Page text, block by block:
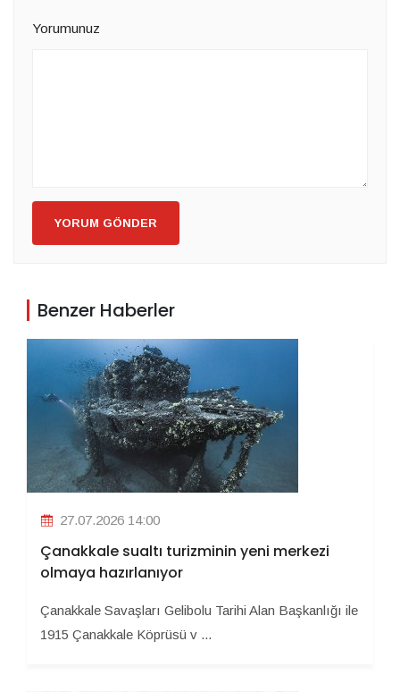
Yorumunuz
YORUM GÖNDER
Benzer Haberler
27.07.2026 14:00
Çanakkale sualtı turizminin yeni merkezi
olmaya hazırlanıyor
Çanakkale Savaşları Gelibolu Tarihi Alan Başkanlığı ile
1915 Çanakkale Köprüsü v ...